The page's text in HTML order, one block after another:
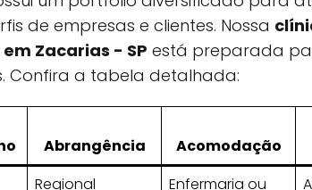
de empresas e clientes. Nossa
Zacarias - SP está preparada
Confira a tabela detalhada:
Abrangência Acomodação
Regional Enfermaria ou